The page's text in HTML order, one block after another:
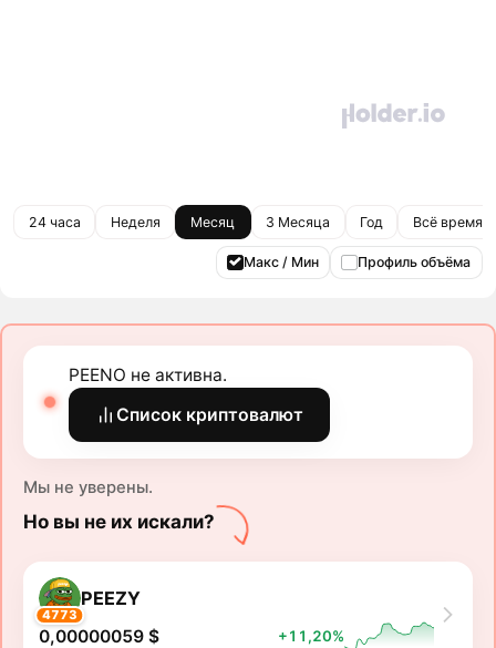
24 часа Неделя Месяц 3 Месяца Год Всё время
Макс / Мин Профиль объёма
PEENO не активна.
Список криптовалют
Мы не уверены.
Но вы не их искали?
4773
PEEZY
0,00000059 $ +11,20%